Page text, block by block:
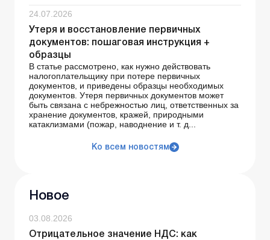
24.07.2026
Утеря и восстановление первичных
документов: пошаговая инструкция +
образцы
В статье рассмотрено, как нужно действовать
налогоплательщику при потере первичных
документов, и приведены образцы необходимых
документов. Утеря первичных документов может
быть связана с небрежностью лиц, ответственных за
хранение документов, кражей, природными
катаклизмами (пожар, наводнение и т. д...
Ко всем новостям
Новое
03.08.2026
Отрицательное значение НДС: как